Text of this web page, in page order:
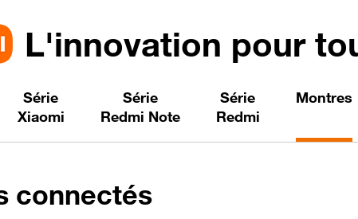
L'innovation pour
Série
Xiaomi
Série
Redmi Note
Série
Redmi
Montres
connectés